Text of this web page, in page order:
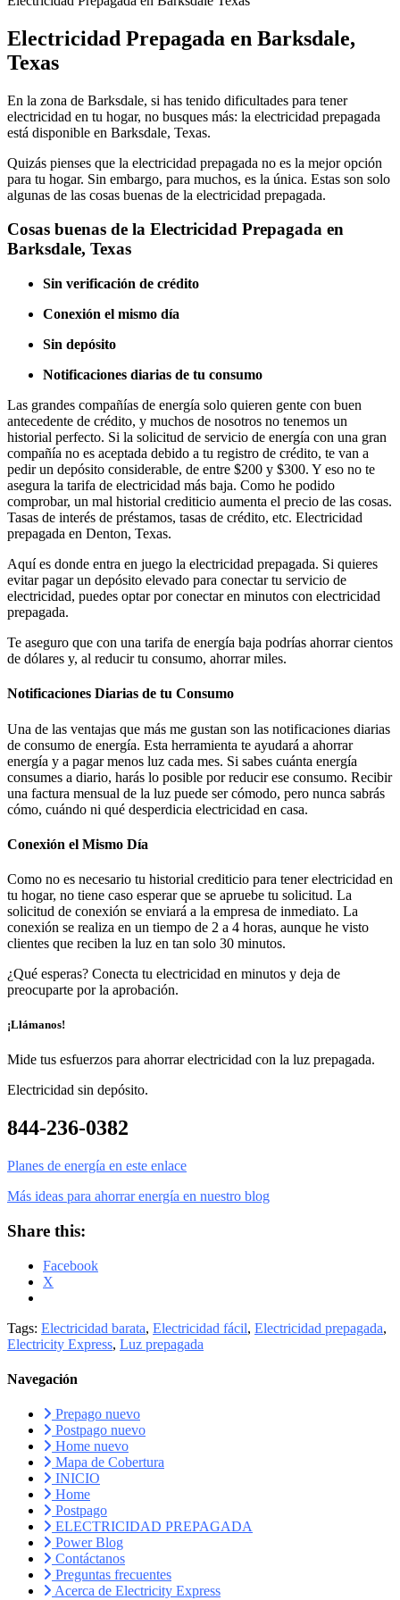
Electricidad Prepagada en Barksdale,
Texas
En la zona de Barksdale, si has tenido dificultades para tener
electricidad en tu hogar, no busques más: la electricidad prepagada
está disponible en Barksdale, Texas.
Quizás pienses que la electricidad prepagada no es la mejor opción
para tu hogar. Sin embargo, para muchos, es la única. Estas son solo
algunas de las cosas buenas de la electricidad prepagada.
Cosas buenas de la Electricidad Prepagada en
Barksdale, Texas
Sin verificación de crédito
Conexión el mismo día
Sin depósito
Notificaciones diarias de tu consumo
Las grandes compañías de energía solo quieren gente con buen
antecedente de crédito, y muchos de nosotros no tenemos un
historial perfecto. Si la solicitud de servicio de energía con una gran
compañía no es aceptada debido a tu registro de crédito, te van a
pedir un depósito considerable, de entre $200 y $300. Y eso no te
asegura la tarifa de electricidad más baja. Como he podido
comprobar, un mal historial crediticio aumenta el precio de las cosas.
Tasas de interés de préstamos, tasas de crédito, etc. Electricidad
prepagada en Denton, Texas.
Aquí es donde entra en juego la electricidad prepagada. Si quieres
evitar pagar un depósito elevado para conectar tu servicio de
electricidad, puedes optar por conectar en minutos con electricidad
prepagada.
Te aseguro que con una tarifa de energía baja podrías ahorrar cientos
de dólares y, al reducir tu consumo, ahorrar miles.
Notificaciones Diarias de tu Consumo
Una de las ventajas que más me gustan son las notificaciones diarias
de consumo de energía. Esta herramienta te ayudará a ahorrar
energía y a pagar menos luz cada mes. Si sabes cuánta energía
consumes a diario, harás lo posible por reducir ese consumo. Recibir
una factura mensual de la luz puede ser cómodo, pero nunca sabrás
cómo, cuándo ni qué desperdicia electricidad en casa.
Conexión el Mismo Día
Como no es necesario tu historial crediticio para tener electricidad en
tu hogar, no tiene caso esperar que se apruebe tu solicitud. La
solicitud de conexión se enviará a la empresa de inmediato. La
conexión se realiza en un tiempo de 2 a 4 horas, aunque he visto
clientes que reciben la luz en tan solo 30 minutos.
¿Qué esperas? Conecta tu electricidad en minutos y deja de
preocuparte por la aprobación.
¡Llámanos!
Mide tus esfuerzos para ahorrar electricidad con la luz prepagada.
Electricidad sin depósito.
844-236-0382
Planes de energía en este enlace
Más ideas para ahorrar energía en nuestro blog
Share this:
Facebook
X
Tags: Electricidad barata, Electricidad fácil, Electricidad prepagada,
Electricity Express, Luz prepagada
Navegación
Prepago nuevo
Postpago nuevo
Home nuevo
Mapa de Cobertura
INICIO
Home
Postpago
ELECTRICIDAD PREPAGADA
Power Blog
Contáctanos
Preguntas frecuentes
Acerca de Electricity Express